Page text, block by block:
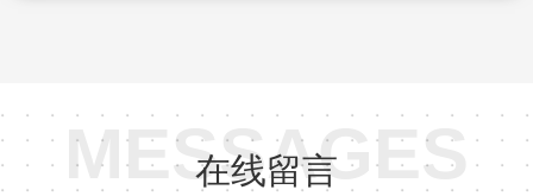
MESSAGES
在线留言